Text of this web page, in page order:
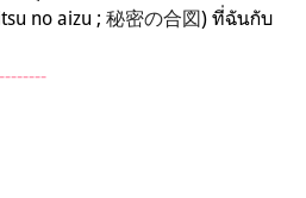
no aizu ; 秘密の合図) ที่ฉันกับ